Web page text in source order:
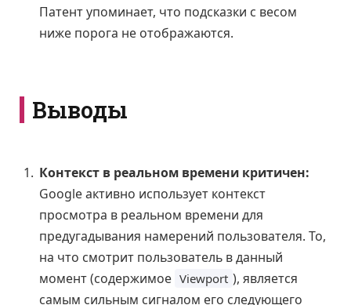
Патент упоминает, что подсказки с весом
ниже порога не отображаются.
Выводы
Контекст в реальном времени критичен:
Google активно использует контекст
просмотра в реальном времени для
предугадывания намерений пользователя. То,
на что смотрит пользователь в данный
момент (содержимое Viewport ), является
самым сильным сигналом его следующего